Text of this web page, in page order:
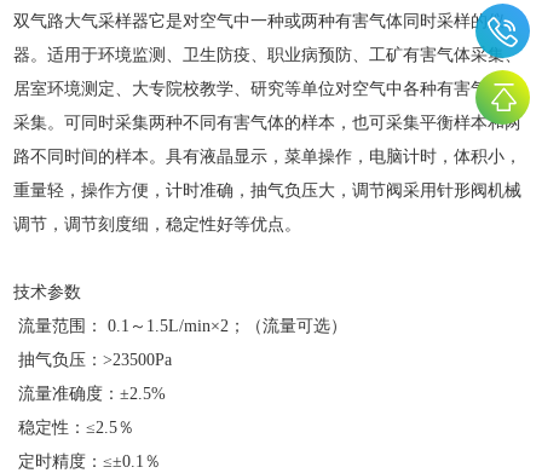
双气路大气采样器它是对空气中一种或两种有害气体同时采样的仪
器。适用于环境监测、卫生防疫、职业病预防、工矿有害气体采集、
居室环境测定、大专院校教学、研究等单位对空气中各种有害气体的
采集。可同时采集两种不同有害气体的样本，也可采集平衡样本和两
路不同时间的样本。具有液晶显示，菜单操作，电脑计时，体积小，
重量轻，操作方便，计时准确，抽气负压大，调节阀采用针形阀机械
调节，调节刻度细，稳定性好等优点。
技术参数
流量范围： 0.1～1.5L/min×2；（流量可选）
抽气负压：>23500Pa
流量准确度：±2.5%
稳定性：≤2.5％
定时精度：≤±0.1％